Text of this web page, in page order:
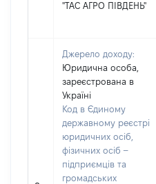
"ТАС АГРО ПІВДЕНЬ"
Джерело доходу:
Юридична особа,
зареєстрована в
Україні
Код в Єдиному
державному реєстрі
юридичних осіб,
фізичних осіб –
підприємців та
громадських